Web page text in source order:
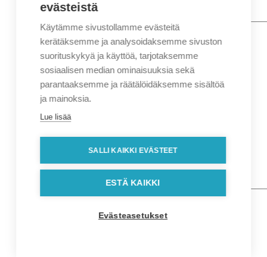
Nimi*
Etunimi
Sukunimi
Sähköposti*
Puhelin*
Osoitetiedot
Lähiosoite
Postinumero
evästeistä
Käytämme sivustollamme evästeitä
kerätäksemme ja analysoidaksemme sivuston
suorituskykyä ja käyttöä, tarjotaksemme
sosiaalisen median ominaisuuksia sekä
parantaaksemme ja räätälöidäksemme sisältöä
ja mainoksia.
Lue lisää
SALLI KAIKKI EVÄSTEET
ESTÄ KAIKKI
Evästeasetukset